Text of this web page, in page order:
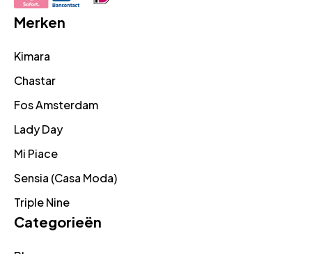
Merken
Kimara
Chastar
Fos Amsterdam
Lady Day
Mi Piace
Sensia (Casa Moda)
Triple Nine
Categorieën